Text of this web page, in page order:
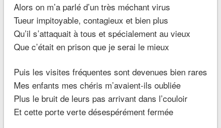
Alors on m’a parlé d’un très méchant virus
Tueur impitoyable, contagieux et bien plus
Qu’il s’attaquait à tous et spécialement au vieux
Que c’était en prison que je serai le mieux
Puis les visites fréquentes sont devenues bien rares
Mes enfants mes chéris m’avaient-ils oubliée
Plus le bruit de leurs pas arrivant dans l’couloir
Et cette porte verte désespérément fermée